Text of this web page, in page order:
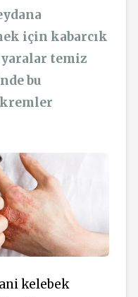
için kabarcık
temiz
bu
kelebek